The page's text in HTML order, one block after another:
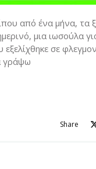
από ένα μήνα, τα
μια ιωσούλα
εξελίχθηκε σε
γράψω
Share